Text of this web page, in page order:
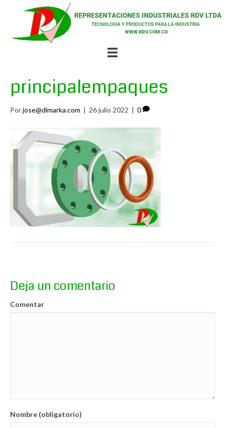
principalempaques
Porjose@dimarka.com | 26 julio 2022 | 0
Deja un comentario
Comentar
Nombre (obligatorio)